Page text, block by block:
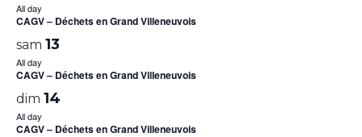
All day
CAGV – Déchets en Grand Villeneuvois
sam 13
All day
CAGV – Déchets en Grand Villeneuvois
dim 14
All day
CAGV – Déchets en Grand Villeneuvois